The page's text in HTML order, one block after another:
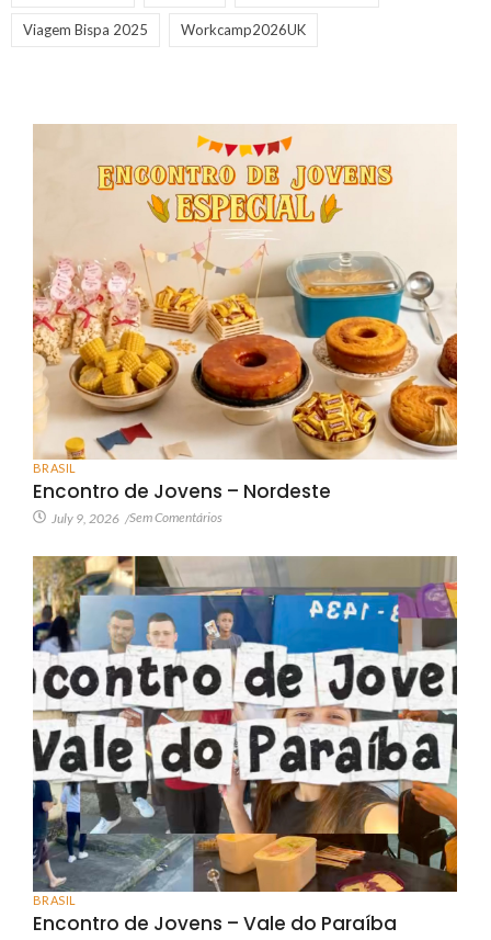
Viagem Bispa 2025 Workcamp2026UK
BRASIL
Encontro de Jovens – Nordeste
July 9, 2026 /Sem Comentários
BRASIL
Encontro de Jovens – Vale do Paraíba